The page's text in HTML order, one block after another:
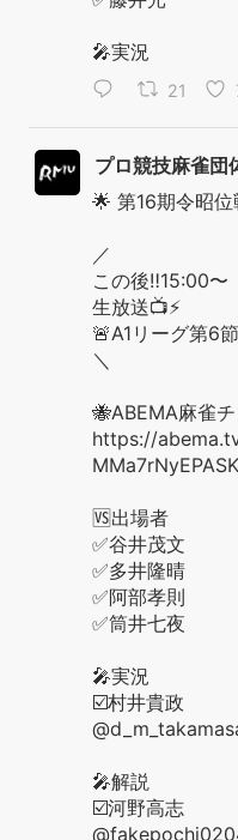
🎤実況
21
プロ競技麻雀団
🌟 第16期令昭位
／
この後‼️15:00〜
生放送📺⚡️
🚨A1リーグ第6
＼
🐝ABEMA麻雀
https://
MMa7rNyEPASK
🆚出場者
✅谷井茂文
✅多井隆晴
✅阿部孝則
✅筒井七夜
🎤実況
☑️村井貴政
🎤解説
☑️河野高志